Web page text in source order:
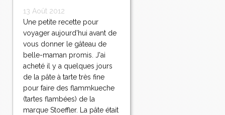
13 Août 2012
Une petite recette pour
voyager aujourd'hui avant de
vous donner le gâteau de
belle-maman promis. J'ai
acheté il y a quelques jours
de la pâte à tarte très fine
pour faire des flammkueche
(tartes flambées) de la
marque Stoeffler. La pâte était